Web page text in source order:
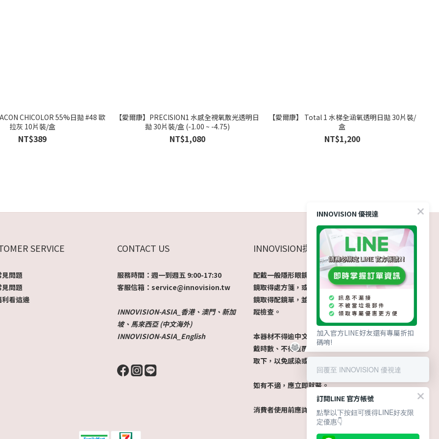
CHICOLOR 55%日拋 #48 歐
拉灰 10片裝/盒
NT$389
【愛爾康】PRECISION1 水感全視氧散光透明日
拋 30片裝/盒 (-1.00 ~ -4.75)
NT$1,080
【愛爾康】 Total 1 水梯全涵氧透明日拋 30片裝/
盒
NT$1,200
SERVICE
問題
問題
看這邊
CONTACT US
服務時間：週一到週五 9:00-17:30
客服信箱：service@innovision.tw
INNOVISION-ASIA_香港、澳門、新加
坡、馬來西亞 (中文海外)
INNOVISION-ASIA_English
INNOVISION提醒您
配戴一般隱形眼鏡須經眼科醫師驗光配
鏡取得處方箋，或經由驗光人員驗光配
鏡取得配鏡單，並定期接受眼科醫師追
蹤檢查。
本器材不得逾中文說明書建議之最長配
戴時數、不得重覆配戴，於就寢前務必
取下，以免感染或潰瘍。
如有不適，應立即就醫。
消費者使用前應詳閱產品說明書。​
INNOVISION 優視達
加入官方LINE好友還有專屬折扣
碼唷!
回覆至 INNOVISION 優視達
訂閱LINE 官方帳號
點擊以下按鈕可獲得LINE好友限
定優惠👇